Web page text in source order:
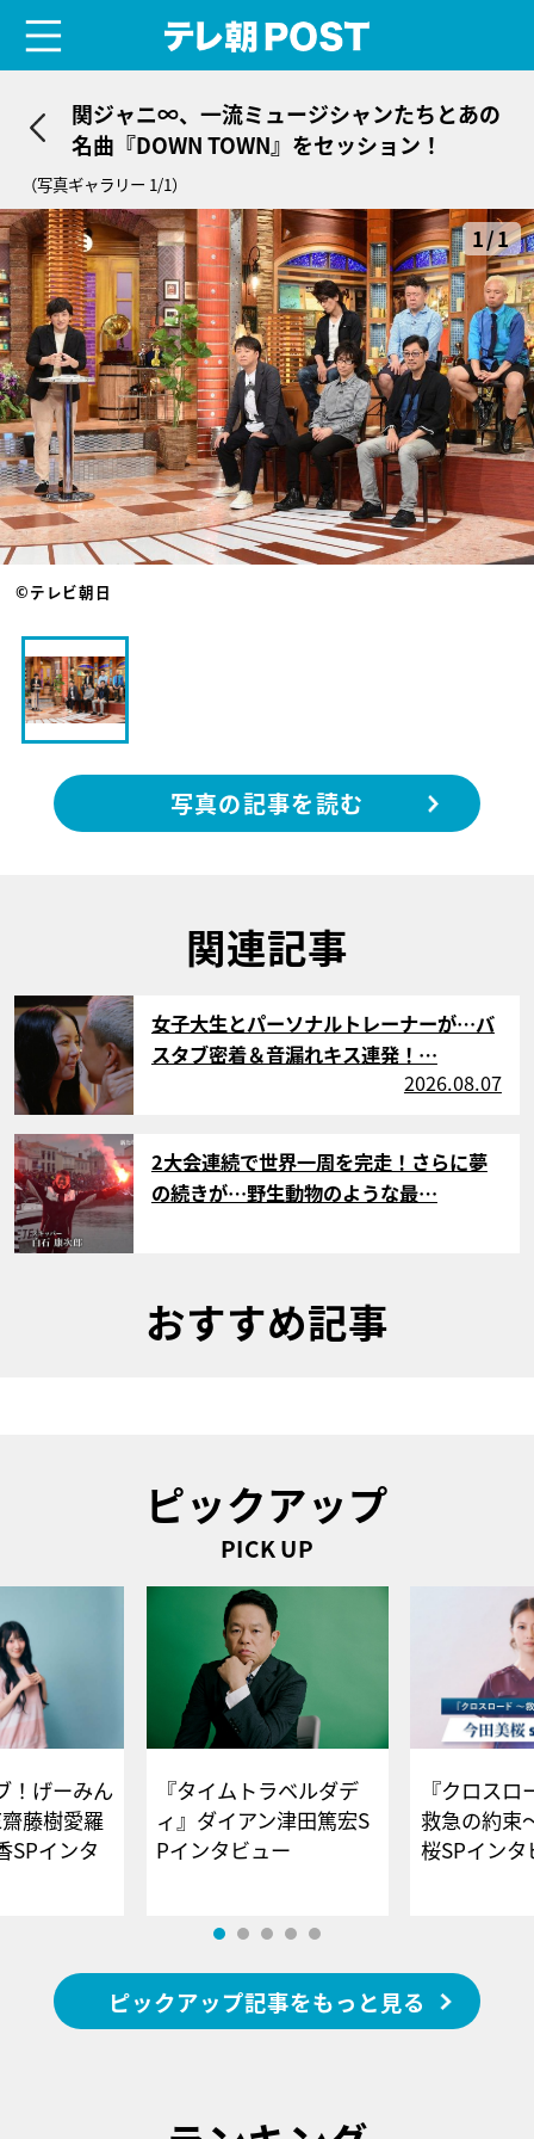
関ジャニ∞、一流ミュージシャンたちとあの
名曲『DOWN TOWN』をセッション！
（写真ギャラリー 1/1）
1/1
©テレビ朝日
写真の記事を読む
関連記事
サムネイル
女子大生とパーソナルトレーナーが…バ
スタブ密着＆音漏れキス連発！…
2026.08.07
サムネイル
2大会連続で世界一周を完走！さらに夢
の続きが…野生動物のような最…
おすすめ記事
ピックアップ
PICK UP
！げーみん
藤樹愛羅
SPインタ
『タイムトラベルダデ
ィ』ダイアン津田篤宏S
Pインタビュー
『クロス
救急の約束
桜SPイ
ピックアップ記事をもっと見る